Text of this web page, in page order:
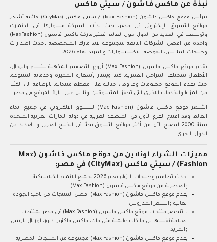
نبذة عن ماكس فاشون / سيتي ماكس
يترأس موقع ماكس فاشون (Max Fashion) / سيتي ماكس (CityMax) قائمة أشهر
مواقع التسوق الإلكتروني في مصر، حيث بدأت الشركة مشوارها في الدنمارك
وتوسعت في العديد من الدول حول العالم. تعتبر ماركة ماكس فاشون (MaxFashion)
واحدة من افضل الشركات التابعة لمجموعة لاند مارك المتخصصة باحدث اصدارات
وصيحات الملابس، الموضة، الاكسسوارات والمزيد لعام 2026.
يقدم موقع ماكس فاشون (Max Fashion) أروع التصاميم المذهلة للنساء والرجال،
الأطفال بمختلف المراحل العمرية، كما ويمتاز بأسعاره المميزة وخدماته المتنوعة،
حيث يقدم الموقع خصومات وعروض خيالية على معظم منتجاته، بالإضافة الى الكثير
من المزايا والخدمات الاخرى التي تحفز المتسوقين اونلاين على زيارة الموقع في مصر.
اشتهر موقع ماكس فاشون (Max Fashion) للتسوق الالكتروني في جميع انحاء
العالم، وقد افتتح الفرع الأول في المنطقة العربية في دولة الامارات العربية المتحدة
سنة 2000 ليصبح الآن من أكثر مواقع التسوق بحثًا في الخليج العربي و العديد من
الدول الاخرى.
مميزات الشراء اونلاين من موقع ماكس فاشون (Max
Fashion) / سيتي ماكس (CityMax) في مصر:
احدث تصاميم وصيحات الازياء بعام 2026 بجميع الانماط الكلاسيكية
والعصرية من موقع ماكس فاشون (Max Fashion)
يقدم موقع ماكس فاشون (Max Fashion) افضل المنتجات من ناحية الجودة
العالية والسعر المدروس
لا تنحصر منتجات موقع ماكس فاشون (Max Fashion) في مصر بمنتجات
العلامة نفسها بل ماركات عالمية مثل ماك، ماكس فاكتور، ديور، لوريال باريس
والمزيد
يقدم موقع ماكس فاشون (Max Fashion) مجموعة من المنتجات الحصرية